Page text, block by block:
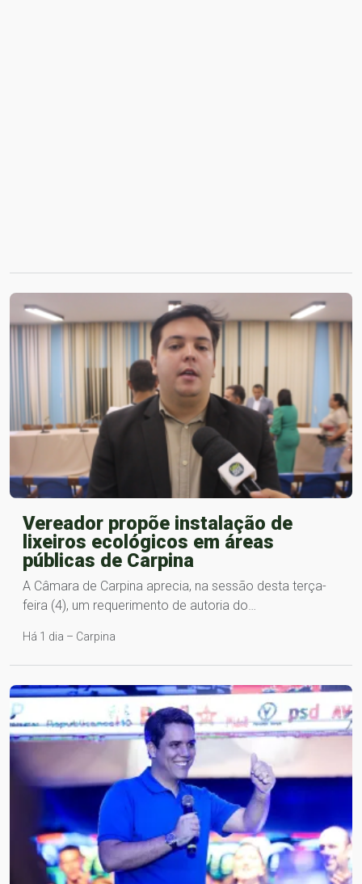
Vereador propõe instalação de
lixeiros ecológicos em áreas
públicas de Carpina
A Câmara de Carpina aprecia, na sessão desta terça-
feira (4), um requerimento de autoria do…
Há 1 dia – Carpina